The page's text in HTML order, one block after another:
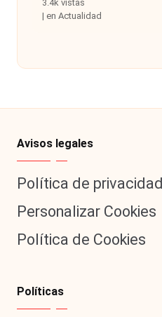
|
a
C
V
C
3.4k vistas
| en Actualidad
Avisos legales
Política de privacidad
Personalizar Cookies
Política de Cookies
Políticas